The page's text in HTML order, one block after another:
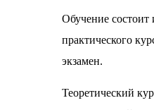
Обучение состоит
практического
экзамен.
Теоретический